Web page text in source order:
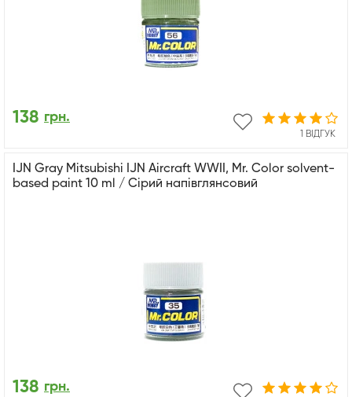
1 ВІДГУК
138 грн.
IJN Gray Mitsubishi IJN Aircraft WWII, Mr. Color solvent-
based paint 10 ml / Сірий напівглянсовий
138 грн.